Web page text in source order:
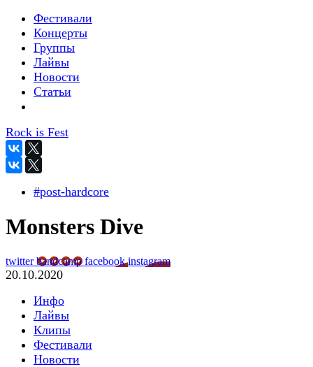
Фестивали
Концерты
Группы
Лайвы
Новости
Статьи
Rock is Fest
#post-hardcore
Monsters Dive
twitterbandcampfacebookinstagram
20.10.2020
Инфо
Лайвы
Клипы
Фестивали
Новости